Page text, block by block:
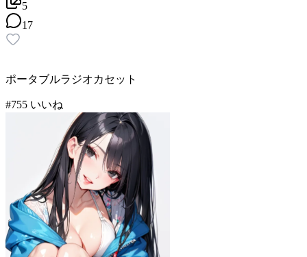
5
17
ポータブルラジオカセット
#755 いいね